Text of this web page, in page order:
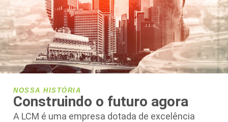
NOSSA HISTÓRIA
Construindo o futuro agora
A LCM é uma empresa dotada de excelência